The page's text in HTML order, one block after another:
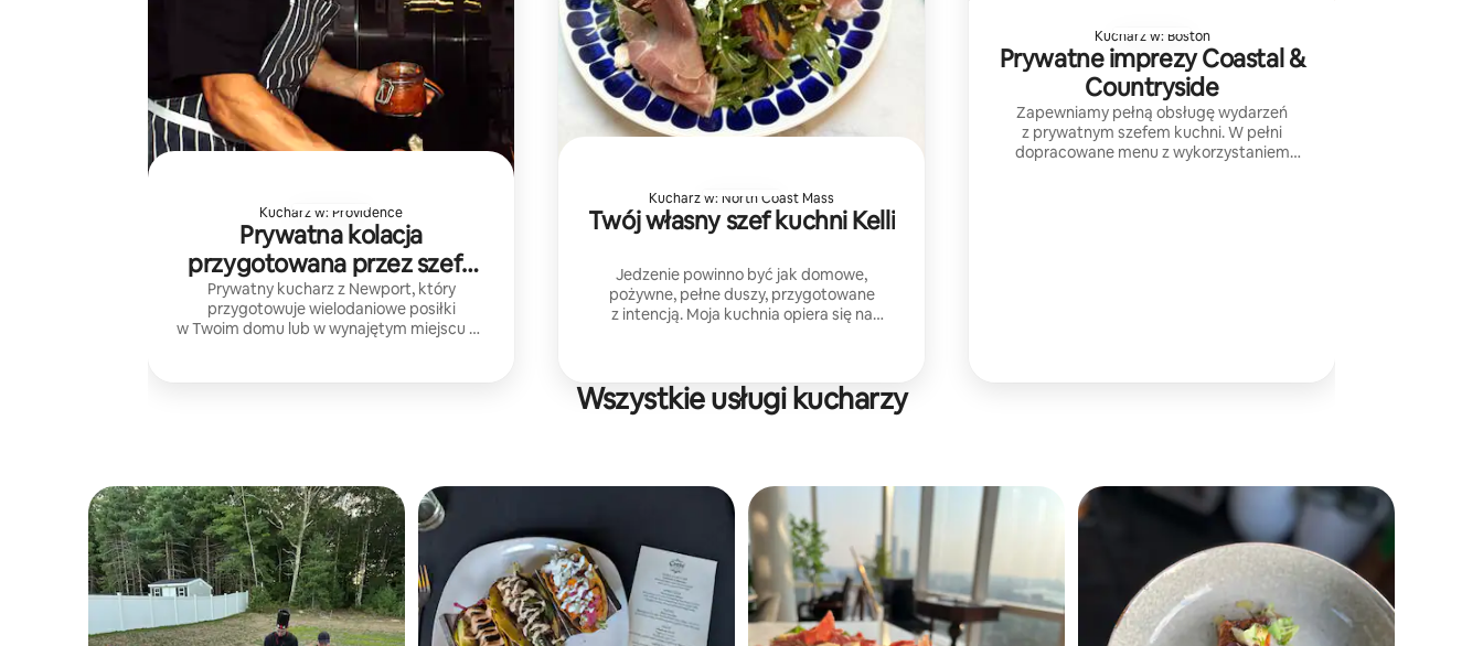
Kucharz w: Providence
Prywatna kolacja
przygotowana przez szefa
kuchni Nikołaja
Prywatny kucharz z Newport, który
przygotowuje wielodaniowe posiłki
w Twoim domu lub w wynajętym miejscu na
specjalne okazje.
Kucharz w: North Coast Mass
Twój własny szef kuchni Kelli
Jedzenie powinno być jak domowe,
pożywne, pełne duszy, przygotowane
z intencją. Moja kuchnia opiera się na
Kucharz w: Boston
Prywatne imprezy Coastal &
Countryside
Zapewniamy pełną obsługę wydarzeń
z prywatnym szefem kuchni. W pełni
dopracowane menu z wykorzystaniem
Wszystkie usługi kucharzy